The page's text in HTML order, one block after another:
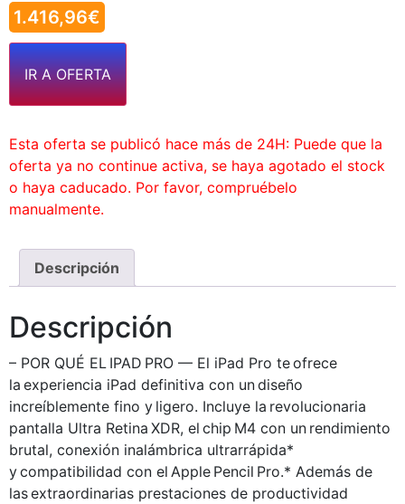
1.416,96€
IR A OFERTA
Esta oferta se publicó hace más de 24H: Puede que la
oferta ya no continue activa, se haya agotado el stock
o haya caducado. Por favor, compruébelo
manualmente.
Descripción
Descripción
– POR QUÉ EL IPAD PRO — El iPad Pro te ofrece
la experiencia iPad definitiva con un diseño
increíblemente fino y ligero. Incluye la revolucionaria
pantalla Ultra Retina XDR, el chip M4 con un rendimiento
brutal, conexión inalámbrica ultrarrápida*
y compatibilidad con el Apple Pencil Pro.* Además de
las extraordinarias prestaciones de productividad